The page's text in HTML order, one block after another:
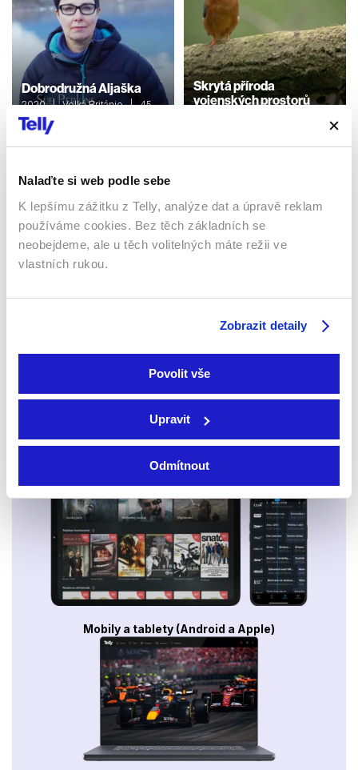
Nalaďte si web podle sebe
K lepšímu zážitku z Telly, analýze dat a úpravě reklam
používáme cookies. Bez těch základních se
neobejdeme, ale u těch volitelných máte režii ve
vlastních rukou.
Zobrazit detaily
Povolit vše
Upravit
Odmítnout
Dobrodružná Aljaška
2020 | Velká Británie | 45
min
Dokumenty / Přírodovědní
Skrytá příroda
vojenských prostorů
Sledujte kdekoliv až na 6 zařízeních
Sledovat internetovou televizi jde odkudkoliv
po celé EU, a to až na 6 zařízeních.
Smart TV - Android, Google, Samsung, LG, VIDAA
Mobily a tablety (Android a Apple)